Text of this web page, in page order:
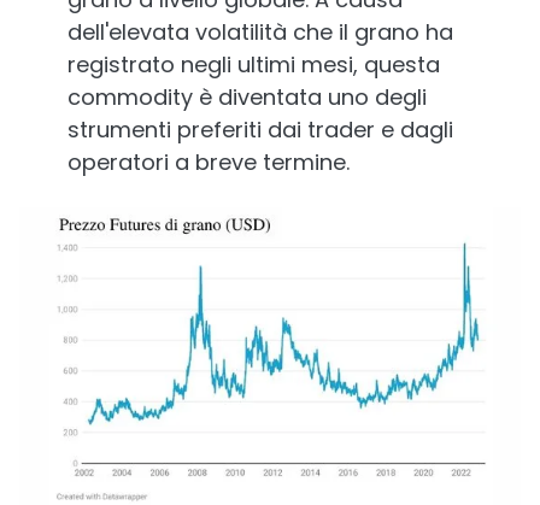
dell'elevata volatilità che il grano ha
registrato negli ultimi mesi, questa
commodity è diventata uno degli
strumenti preferiti dai trader e dagli
operatori a breve termine.